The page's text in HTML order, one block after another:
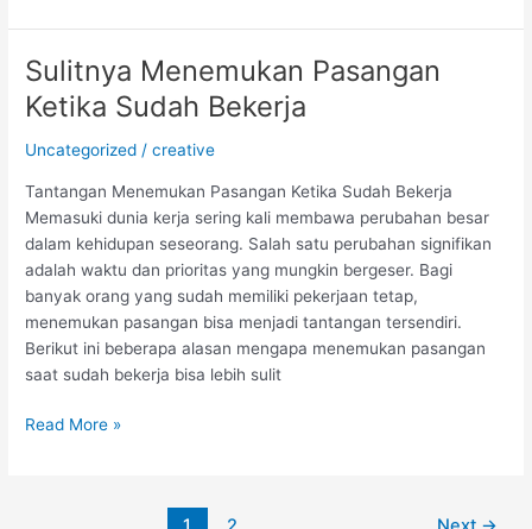
Sulitnya Menemukan Pasangan
Ketika Sudah Bekerja
Uncategorized /creative
Tantangan Menemukan Pasangan Ketika Sudah Bekerja
Memasuki dunia kerja sering kali membawa perubahan besar
dalam kehidupan seseorang. Salah satu perubahan signifikan
adalah waktu dan prioritas yang mungkin bergeser. Bagi
banyak orang yang sudah memiliki pekerjaan tetap,
menemukan pasangan bisa menjadi tantangan tersendiri.
Berikut ini beberapa alasan mengapa menemukan pasangan
saat sudah bekerja bisa lebih sulit
Sulitnya
Menemukan
Pasangan
Ketika
Bekerja
Read More »